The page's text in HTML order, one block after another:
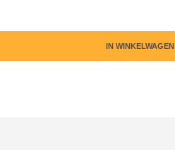
IN WINKELWAGEN